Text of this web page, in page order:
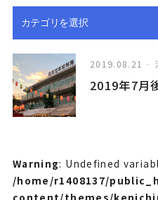
2019.08.21
2019年7月
Warning: Undefined
/home/r1408137/